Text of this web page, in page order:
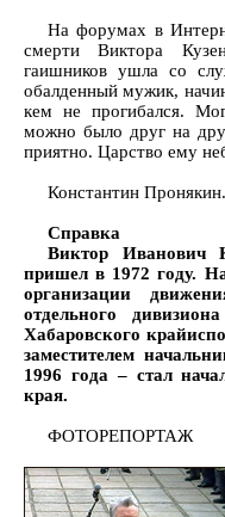
На форумах в
смерти Виктора
гаишников ушла со
обалденный мужик,
кем не прогибался.
можно было друг на
приятно. Царство ему
Константин Пронякин.
Справка
Виктор Иванович
пришел в 1972 году.
организации
отдельного
Хабаровского
заместителем
1996 года – стал
края.
ФОТОРЕПОРТАЖ